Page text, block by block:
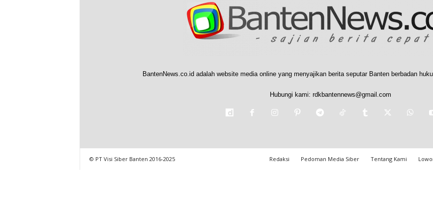
BantenNews.co.id adalah website media online yang menyajikan berita seputar Banten berbadan
Hubungi kami: rdkbantennews@gmail.com
Redaksi Pedoman Media Siber Tentang Kami
© PT Visi Siber Banten 2016-2025